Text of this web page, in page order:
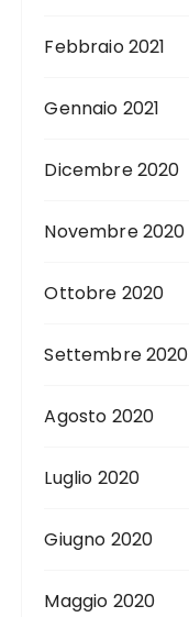
Febbraio 2021
Gennaio 2021
Dicembre 2020
Novembre 2020
Ottobre 2020
Settembre 2020
Agosto 2020
Luglio 2020
Giugno 2020
Maggio 2020